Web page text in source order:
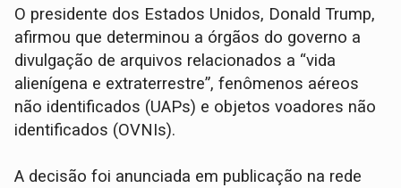
O presidente dos Estados Unidos, Donald Trump,
afirmou que determinou a órgãos do governo a
divulgação de arquivos relacionados a “vida
alienígena e extraterrestre”, fenômenos aéreos
não identificados (UAPs) e objetos voadores não
identificados (OVNIs).
A decisão foi anunciada em publicação na rede